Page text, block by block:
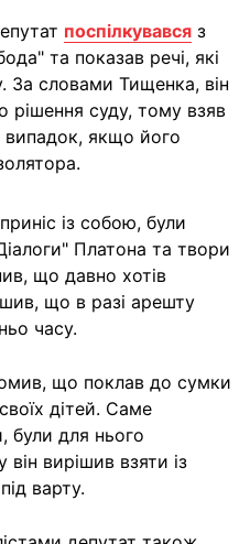
поспілкувався з
та показав речі, які
За словами Тищенка, він
рішення суду, тому взяв
випадок, якщо його
із собою, були
Платона та твори
що давно хотів
що в разі арешту
часу.
що поклав до сумки
дітей. Саме
були для нього
вирішив взяти із
варту.